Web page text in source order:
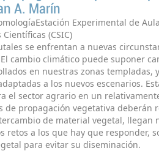
A. Marín
Experimental de
(CSIC)
se enfrentan a nuevas
cambio climático puede suponer
en nuestras zonas templadas,
a los nuevos escenarios.
el sector agrario en un
de propagación vegetativa deberán
de material vegetal, llegan
retos a los que hay que responder,
para evitar su diseminación.